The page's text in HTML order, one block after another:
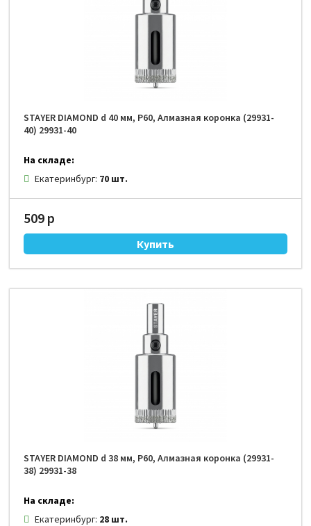
STAYER DIAMOND d 40 мм, Р60, Алмазная коронка (29931-
40) 29931-40
На складе:
Екатеринбург: 70 шт.
509 р
STAYER DIAMOND d 38 мм, Р60, Алмазная коронка (29931-
38) 29931-38
На складе:
Екатеринбург: 28 шт.